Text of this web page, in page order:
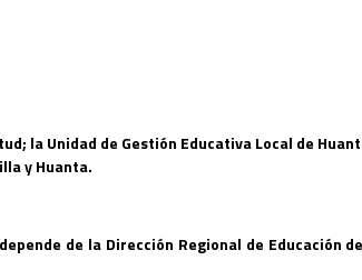
la Unidad de Gestión Educativa Local de
y Huanta.
de la Dirección Regional de Educación